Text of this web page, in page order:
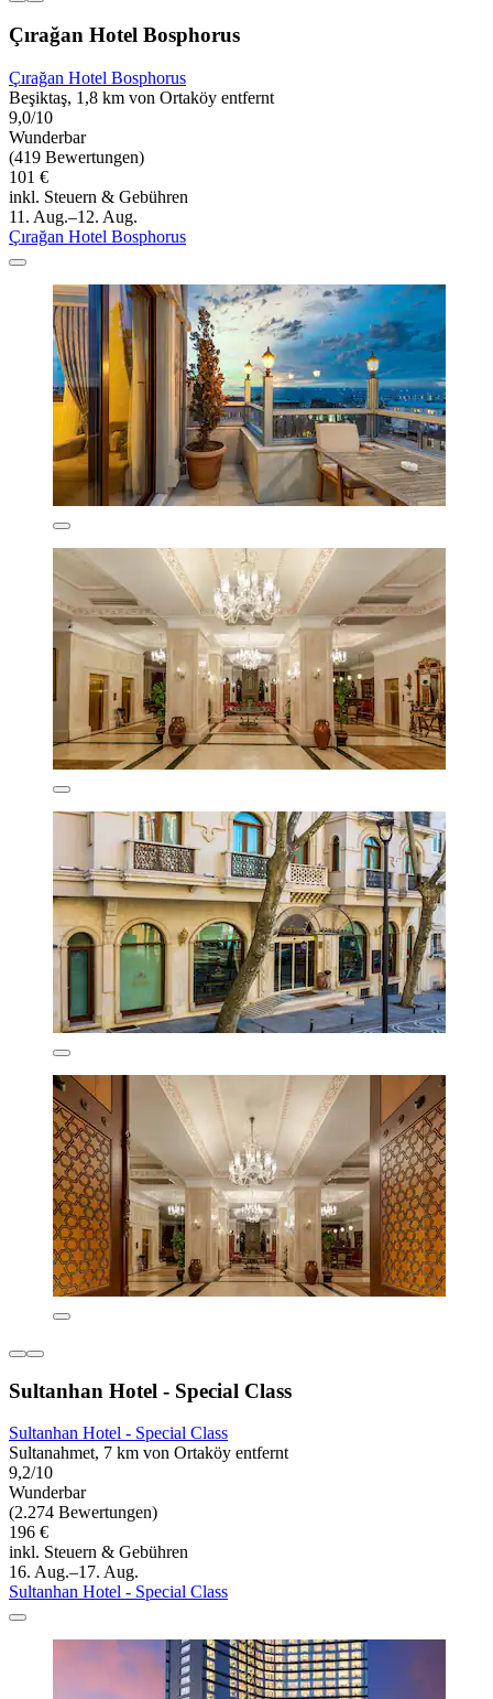
Çırağan Hotel Bosphorus
Çırağan Hotel Bosphorus
Beşiktaş, 1,8 km von Ortaköy entfernt
9,0/10
Wunderbar
(419 Bewertungen)
101 €
inkl. Steuern & Gebühren
11. Aug.–12. Aug.
Çırağan Hotel Bosphorus
Sultanhan Hotel - Special Class
Sultanhan Hotel - Special Class
Sultanahmet, 7 km von Ortaköy entfernt
9,2/10
Wunderbar
(2.274 Bewertungen)
196 €
inkl. Steuern & Gebühren
16. Aug.–17. Aug.
Sultanhan Hotel - Special Class